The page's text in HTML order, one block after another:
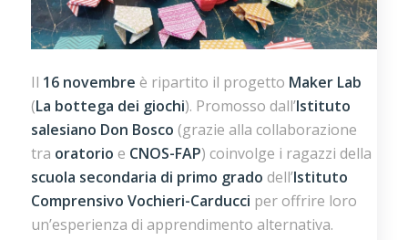
Il 16 novembre è ripartito il progetto Maker Lab
(La bottega dei giochi). Promosso dall’Istituto
salesiano Don Bosco (grazie alla collaborazione
tra oratorio e CNOS-FAP) coinvolge i ragazzi della
scuola secondaria di primo grado dell’Istituto
Comprensivo Vochieri-Carducci per offrire loro
un’esperienza di apprendimento alternativa.